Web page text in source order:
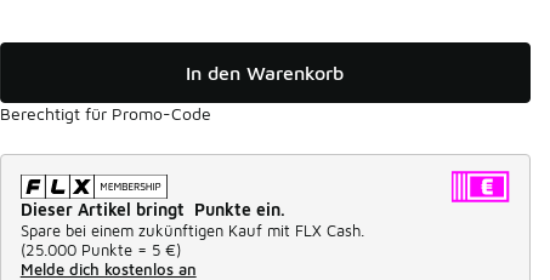
In den Warenkorb
Berechtigt für Promo-Code
Dieser Artikel bringt Punkte ein.
Spare bei einem zukünftigen Kauf mit FLX Cash.
(25.000 Punkte = 5 €)
Melde dich kostenlos an